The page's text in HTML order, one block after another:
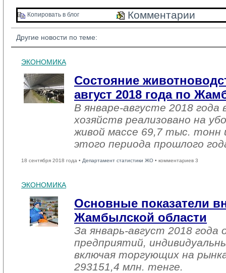
Копировать в блог Комментарии
Другие новости по теме:
ЭКОНОМИКА
Состояние
август 2018 года по
В январе-августе 2018 года
хозяйств реализовано на
живой массе 69,7 тыс. тонн
этого периода прошлого
18 сентября 2018 года • Департамент статистики ЖО • комментариев 3
ЭКОНОМИКА
Основные показатели
Жамбылской области
За январь-август 2018
предприятий,
включая торгующих на
293151,4 млн. тенге.